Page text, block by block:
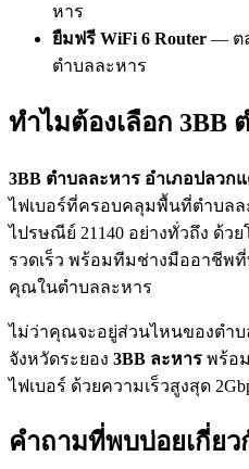
หาร
ยืมฟรี WiFi 6 Router — ต
ตำบลละหาร
ทำไมต้องเลือก 3BB
3BB ตำบลละหาร อำเภอปลวก
ไฟเบอร์ที่ครอบคลุมพื้นที่ตำบลล
ไปรษณีย์ 21140 อย่างทั่วถึง ด้ว
รวดเร็ว พร้อมทีมช่างมืออาชีพ
คุณในตำบลละหาร
ไม่ว่าคุณจะอยู่ส่วนไหนของตำบ
จังหวัดระยอง 3BB ละหาร พร้อ
ไฟเบอร์ ด้วยความเร็วสูงสุด
คำถามที่พบบ่อยเกี่ย